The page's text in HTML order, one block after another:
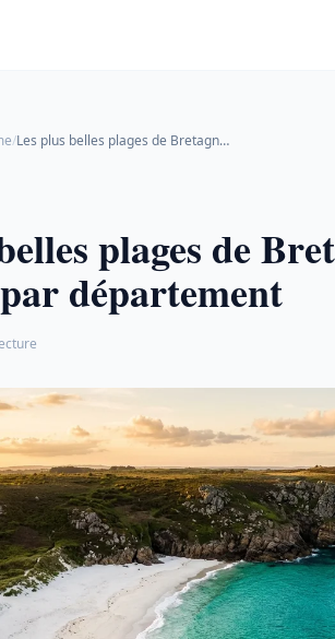
/ Les plus belles plages de Bretagne : notre sélection par département
plages de
département